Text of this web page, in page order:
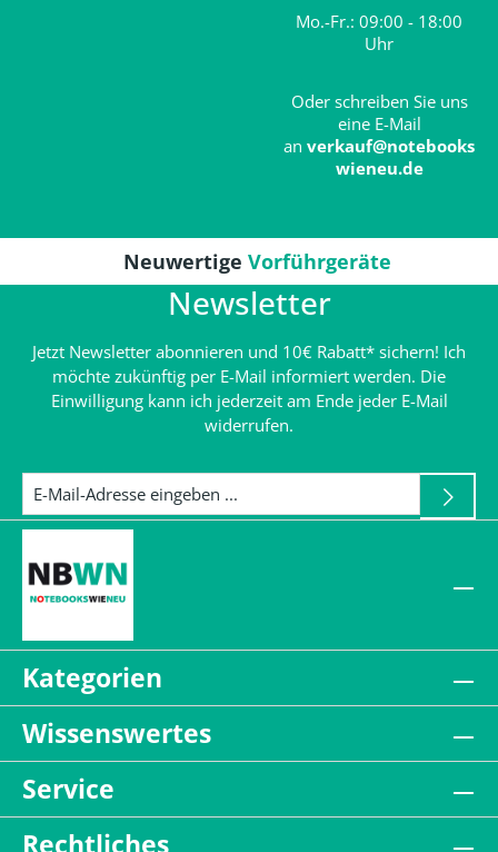
Mo.-Fr.: 09:00 - 18:00
Uhr
Oder schreiben Sie uns
eine E-Mail
an verkauf@notebooks
wieneu.de
Neuwertige Vorführgeräte
Newsletter
Jetzt Newsletter abonnieren und 10€ Rabatt* sichern! Ich
möchte zukünftig per E-Mail informiert werden. Die
Einwilligung kann ich jederzeit am Ende jeder E-Mail
widerrufen.
Kategorien
Wissenswertes
Service
Rechtliches